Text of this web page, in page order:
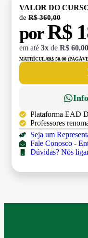
VALOR DO
de R$ 360,00
porR$
em até 3x de R$ 60,00
MATRÍCULA:R$ 50,00
Plataforma EAD
Professores
Seja um
Fale Conosco -
Dúvidas? Nós